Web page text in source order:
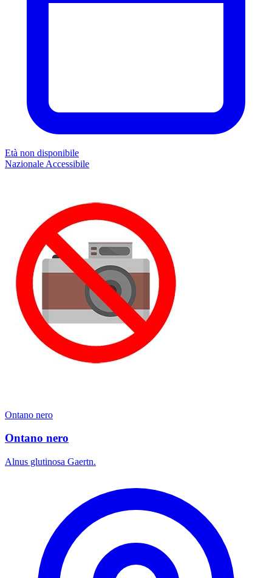
Età non disponibile
Nazionale Accessibile
Ontano nero
Ontano nero
Alnus glutinosa Gaertn.